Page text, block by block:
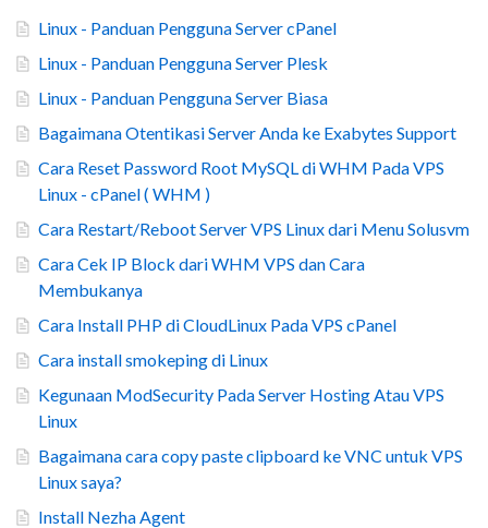
Linux - Panduan Pengguna Server cPanel
Linux - Panduan Pengguna Server Plesk
Linux - Panduan Pengguna Server Biasa
Bagaimana Otentikasi Server Anda ke Exabytes Support
Cara Reset Password Root MySQL di WHM Pada VPS
Linux - cPanel ( WHM )
Cara Restart/Reboot Server VPS Linux dari Menu Solusvm
Cara Cek IP Block dari WHM VPS dan Cara
Membukanya
Cara Install PHP di CloudLinux Pada VPS cPanel
Cara install smokeping di Linux
Kegunaan ModSecurity Pada Server Hosting Atau VPS
Linux
Bagaimana cara copy paste clipboard ke VNC untuk VPS
Linux saya?
Install Nezha Agent